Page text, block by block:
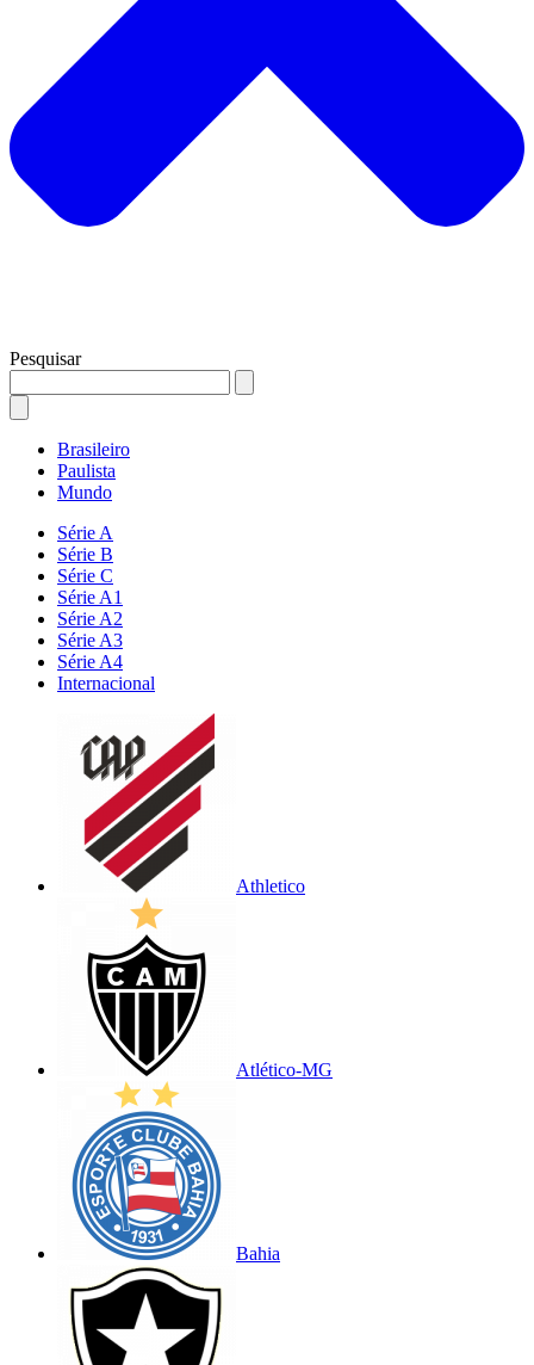
Pesquisar
Brasileiro
Paulista
Mundo
Série A
Série B
Série C
Série A1
Série A2
Série A3
Série A4
Internacional
Athletico
Atlético-MG
Bahia